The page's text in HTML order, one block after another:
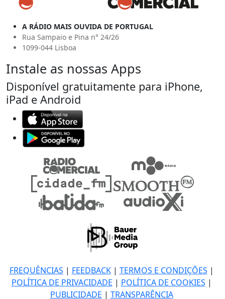
A RÁDIO MAIS OUVIDA DE PORTUGAL
Rua Sampaio e Pina n° 24/26
1099-044 Lisboa
Instale as nossas Apps
Disponível gratuitamente para iPhone,
iPad e Android
FREQUÊNCIAS | FEEDBACK| TERMOS E CONDIÇÕES |
POLÍTICA DE PRIVACIDADE | POLÍTICA DE COOKIES |
PUBLICIDADE | TRANSPARÊNCIA